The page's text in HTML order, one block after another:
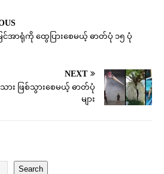
အာရုံကို ထွေပြားစေမယ့် ဓာတ်ပုံ ၁၅ ပုံ
NEXT
ား ဖြစ်သွားစေမယ့် ဓာတ်ပုံ
များ
Search